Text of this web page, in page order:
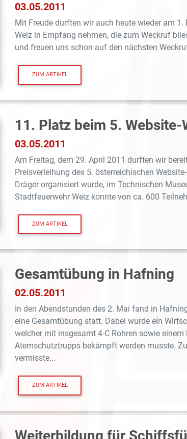
03.05.2011
Mit Freude durften wir auch heute wieder am
Weiz in Empfang nehmen, die zum Weckruf
und freuen uns schon auf den nächsten
ZUM ARTIKEL
11. Platz beim 5. Website-
03.05.2011
Am Freitag, dem 29. April 2011 durften wir
Preisverleihung des 5. österreichischen
Dräger organisiert wurde, im Technischen
Stadtfeuerwehr Weiz konnte von ca. 600
ZUM ARTIKEL
Gesamtübung in Hafning
02.05.2011
In den Abendstunden des 2. Mai fand in
eine Gesamtübung statt. Dabei wurde ein
welcher mit insgesamt 4-C Rohren sowie einem
Atemschutztrupps bekämpft werden musste.
vermisste...
ZUM ARTIKEL
Weiterbildung für